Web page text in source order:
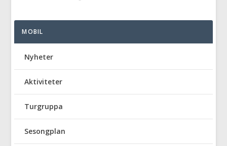
MOBIL
Nyheter
Aktiviteter
Turgruppa
Sesongplan